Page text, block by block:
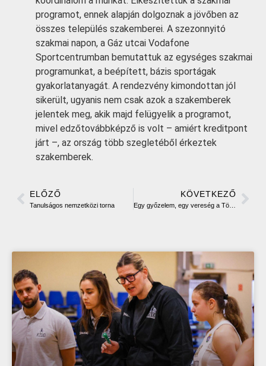
programot, ennek alapján dolgoznak a jövőben az
összes település szakemberei. A szezonnyitó
szakmai napon, a Gáz utcai Vodafone
Sportcentrumban bemutattuk az egységes szakmai
programunkat, a beépített, bázis sportágak
gyakorlatanyagát. A rendezvény kimondottan jól
sikerült, ugyanis nem csak azok a szakemberek
jelentek meg, akik majd felügyelik a programot,
mivel edzőtovábbképző is volt – amiért kreditpont
járt –, az ország több szegletéből érkeztek
szakemberek.
ELŐZŐ
Tanulságos nemzetközi torna
KÖVETKEZŐ
Egy győzelem, egy vereség a Török Flóris kupán